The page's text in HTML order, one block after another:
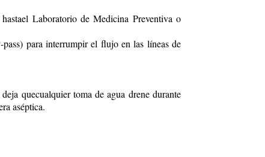
Laboratorio de Medicina Preventiva o
para interrumpir el flujo en las líneas de
quecualquier toma de agua drene durante
aséptica.